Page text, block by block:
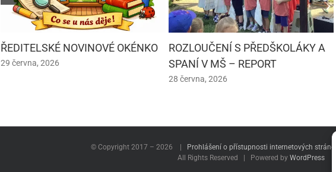
ŘEDITELSKÉ NOVINOVÉ OKÉNKO
29 června, 2026
ROZLOUČENÍ S PŘEDŠKOLÁKY A
SPANÍ V MŠ – REPORT
28 června, 2026
© Copyright 2017 – 2026 | Prohlášení o přístupnosti internetových stránek
All Rights Reserved | Powered by WordPress